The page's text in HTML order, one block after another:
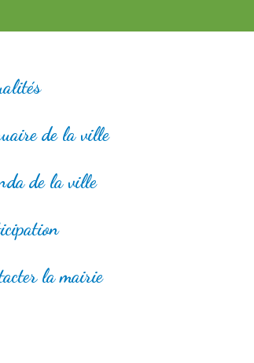
de la ville
de la ville
la mairie